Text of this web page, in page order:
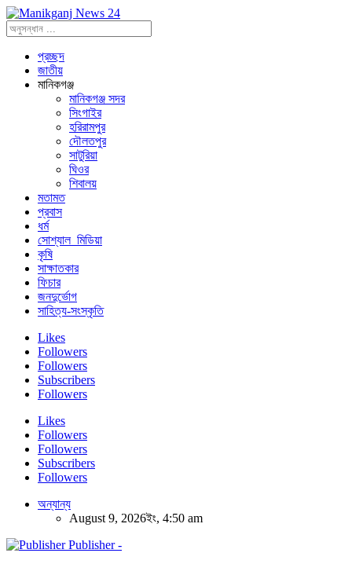
প্রচ্ছদ
জাতীয়
মানিকগঞ্জ
মানিকগঞ্জ সদর
সিংগাইর
হরিরামপুর
দৌলতপুর
সাটুরিয়া
ঘিওর
শিবালয়
মতামত
প্রবাস
ধর্ম
সোশ্যাল_মিডিয়া
কৃষি
সাক্ষাতকার
ফিচার
জনদুর্ভোগ
সাহিত্য-সংস্কৃতি
Likes
Followers
Followers
Subscribers
Followers
Likes
Followers
Followers
Subscribers
Followers
অন্যান্য
August 9, 2026ইং, 4:50 am
Publisher -